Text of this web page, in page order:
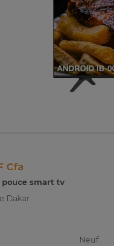
Cfa
pouce smart tv
Dakar
Neuf